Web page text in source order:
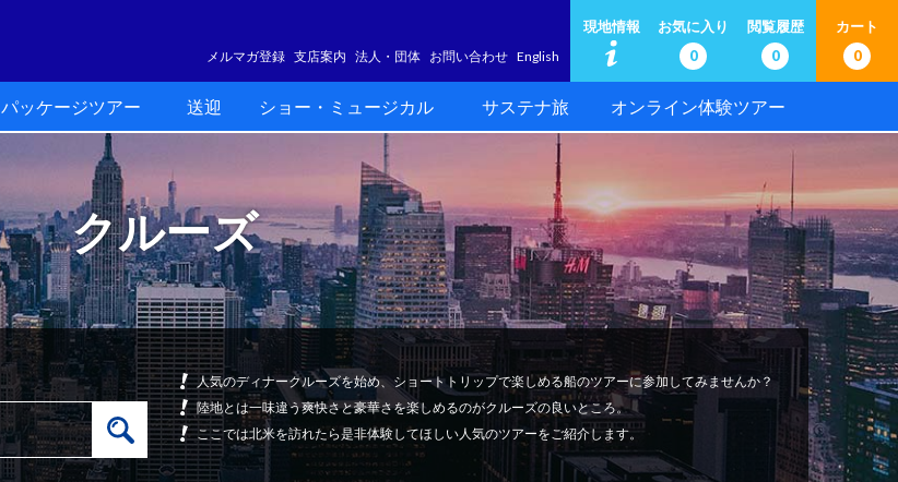
メルマガ登録 支店案内 法人・団体 お問い合わせ English
現地情報
お気に入り
0
閲覧履歴
0
カート
0
パッケージツアー 送迎 ショー・ミュージカル サステナ旅 オンライン体験ツアー
クルーズ
人気のディナークルーズを始め、ショートトリップで楽しめる船のツアーに参加してみませんか？
陸地とは一味違う爽快さと豪華さを楽しめるのがクルーズの良いところ。
ここでは北米を訪れたら是非体験してほしい人気のツアーをご紹介します。